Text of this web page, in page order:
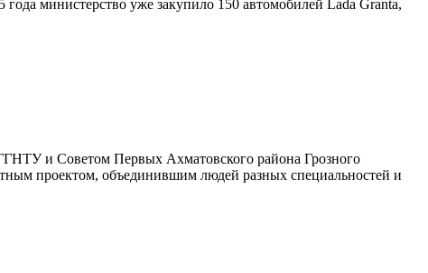
министерство уже закупило 150 автомобилей Lada Granta,
и Советом Первых Ахматовского района Грозного
проектом, объединившим людей разных специальностей и